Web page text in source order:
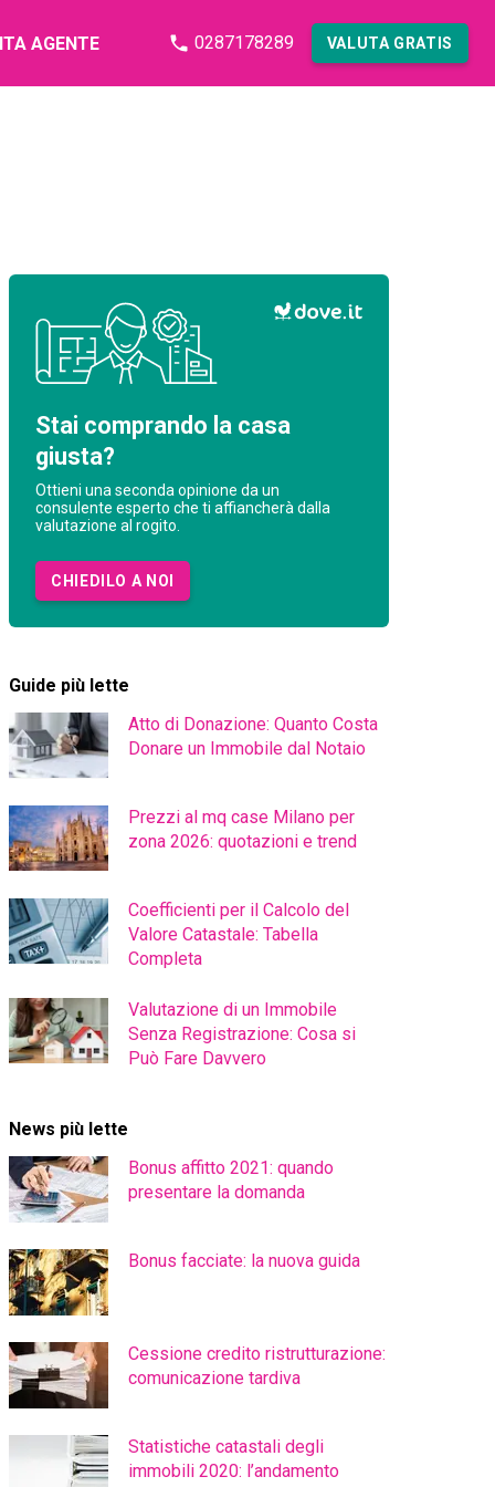
AGENTE 0287178289 VALUTA GRATIS
Stai comprando la casa
giusta?
Ottieni una seconda opinione da un
consulente esperto che ti affiancherà dalla
valutazione al rogito.
CHIEDILO A NOI
Guide più lette
Atto di Donazione: Quanto Costa
Donare un Immobile dal Notaio
Prezzi al mq case Milano per
zona 2026: quotazioni e trend
Coefficienti per il Calcolo del
Valore Catastale: Tabella
Completa
Valutazione di un Immobile
Senza Registrazione: Cosa si
Può Fare Davvero
News più lette
Bonus affitto 2021: quando
presentare la domanda
Bonus facciate: la nuova guida
Cessione credito ristrutturazione:
comunicazione tardiva
Statistiche catastali degli
immobili 2020: l’andamento